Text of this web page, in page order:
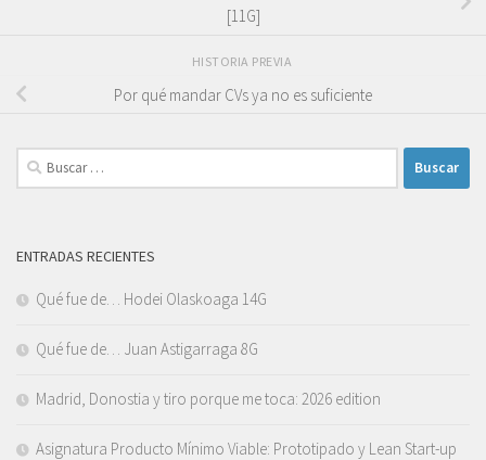
[11G]
HISTORIA PREVIA
Por qué mandar CVs ya no es suficiente
Buscar:
ENTRADAS RECIENTES
Qué fue de… Hodei Olaskoaga 14G
Qué fue de… Juan Astigarraga 8G
Madrid, Donostia y tiro porque me toca: 2026 edition
Asignatura Producto Mínimo Viable: Prototipado y Lean Start-up